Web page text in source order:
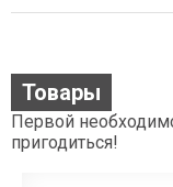
Товары
Первой
пригодиться!